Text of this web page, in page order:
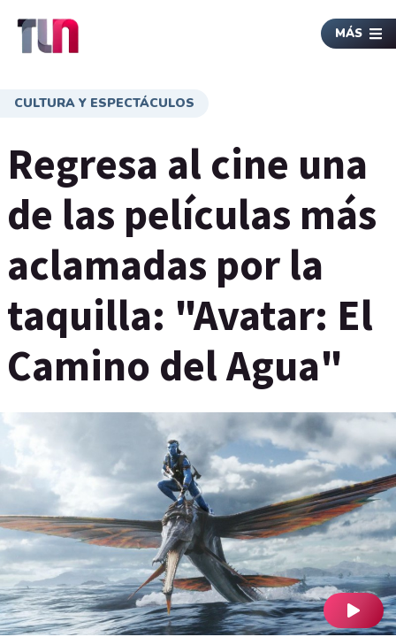
MÁS
CULTURA Y ESPECTÁCULOS
Regresa al cine una
de las películas más
aclamadas por la
taquilla: "Avatar: El
Camino del Agua"